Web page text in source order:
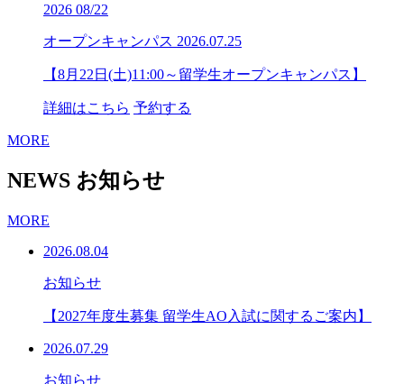
2026 08/22
オープンキャンパス 2026.07.25
【8月22日(土)11:00～留学生オープンキャンパス】
詳細はこちら 予約する
MORE
NEWS お知らせ
MORE
2026.08.04
お知らせ
【2027年度生募集 留学生AO入試に関するご案内】
2026.07.29
お知らせ